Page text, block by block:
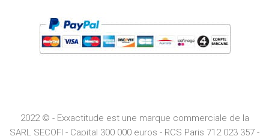
2022 © - Exxactitude est une marque commerciale de la
SARL SECOFI - Capital 300 000 euros - RCS Paris 712 023 357 -